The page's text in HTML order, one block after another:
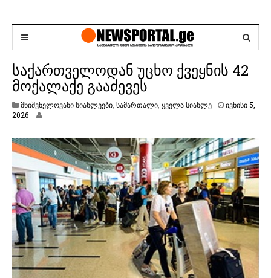
საქართველოდან უცხო ქვეყნის 42
მოქალაქე გააძევეს
მნიშვნელოვანი სიახლეები სამართალი ყველა სიახლე
ივნისი 5,
2026ი
ი
ს
2
0
2
6